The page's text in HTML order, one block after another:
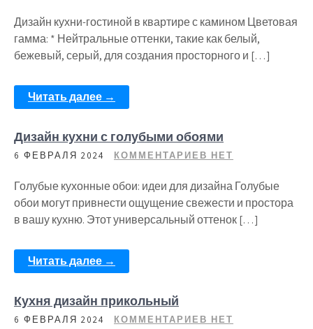
Дизайн кухни-гостиной в квартире с камином Цветовая
гамма: * Нейтральные оттенки, такие как белый,
бежевый, серый, для создания просторного и […]
Читать далее →
Дизайн кухни с голубыми обоями
6 ФЕВРАЛЯ 2024 КОММЕНТАРИЕВ НЕТ
Голубые кухонные обои: идеи для дизайна Голубые
обои могут привнести ощущение свежести и простора
в вашу кухню. Этот универсальный оттенок […]
Читать далее →
Кухня дизайн прикольный
6 ФЕВРАЛЯ 2024 КОММЕНТАРИЕВ НЕТ